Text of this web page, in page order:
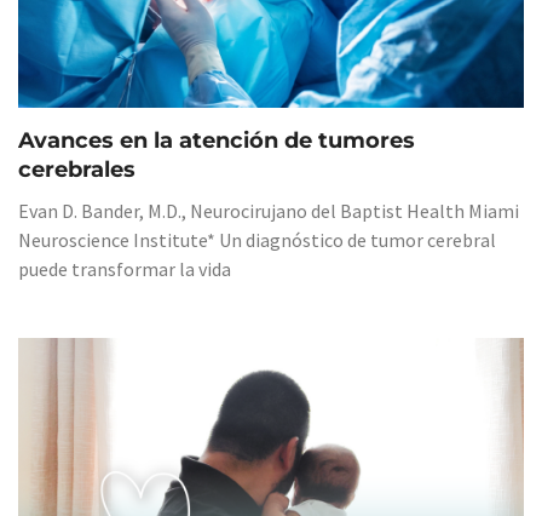
Avances en la atención de tumores
cerebrales
Evan D. Bander, M.D., Neurocirujano del Baptist Health Miami
Neuroscience Institute* Un diagnóstico de tumor cerebral
puede transformar la vida